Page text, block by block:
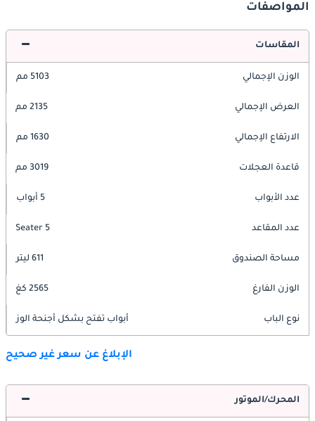
المواصفات
المقاسات
الوزن الإجمالي 5103 مم
العرض الإجمالي 2135 مم
الارتفاع الإجمالي 1630 مم
قاعدة العجلات 3019 مم
عدد الأبواب 5 أبواب
عدد المقاعد 5 Seater
مساحة الصندوق 611 ليتر
الوزن الفارغ 2565 كغ
نوع الباب أبواب تفتح بشكل أجنحة الوز
الإبلاغ عن سعر غير صحيح
المحرك/الموتور